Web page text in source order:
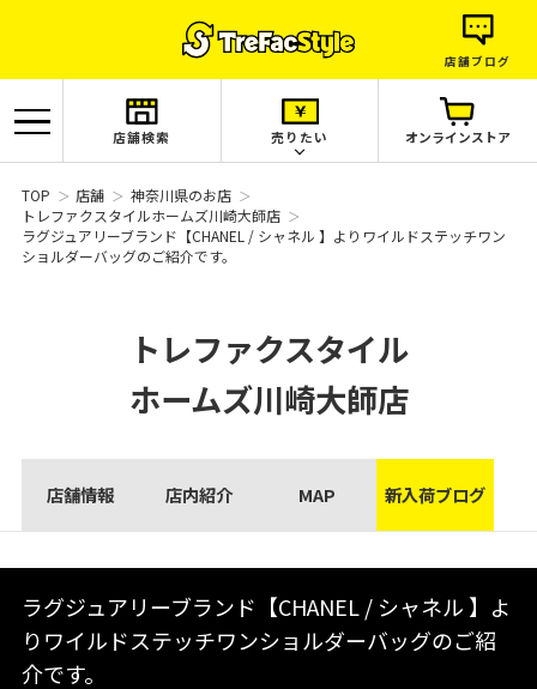
店舗ブログ
店舗検索 売りたい オンラインストア
TOP 店舗
神奈川県のお店
トレファクスタイルホームズ川崎大師店
ラグジュアリーブランド【CHANEL / シャネル 】よりワイルドステッチワン
ショルダーバッグのご紹介です。
トレファクスタイル
ホームズ川崎大師店
店舗情報 店内紹介 MAP 新入荷ブログ
ラグジュアリーブランド【CHANEL / シャネル 】よ
りワイルドステッチワンショルダーバッグのご紹
介です。